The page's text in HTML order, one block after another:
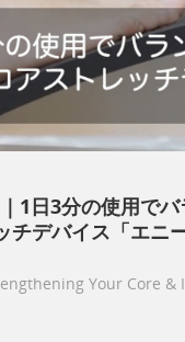
1日3分の使用でバ
チデバイス「エニ
Your Core &